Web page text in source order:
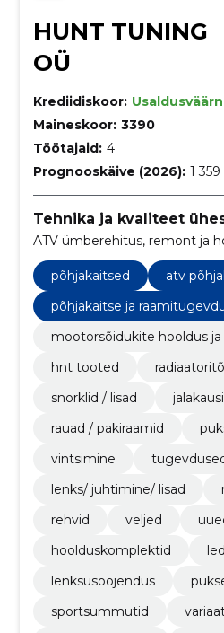
HUNT TUNING
OÜ
Krediidiskoor:
Maineskoor: 3390
Töötajaid: 4
Prognooskäive (2026): 1
Tehnika ja kvaliteet
ATV ümberehitus, remont ja
põhjakaitsed
atv
põhjakaitse ja
mootorsõidukite hooldus
hnt tooted
snorklid / lisad
rauad / pakiraamid
vintsimine
lenks/ juhtimine/ lisad
rehvid
veljed
hoolduskomplektid
lenksusoojendus
sportsummutid